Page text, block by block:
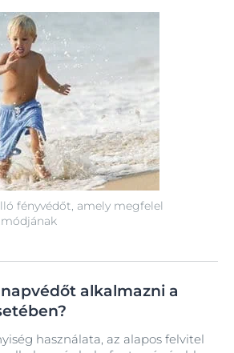
fényvédőt, amely megfelel
alkalmazni a
használata, az alapos felvitel